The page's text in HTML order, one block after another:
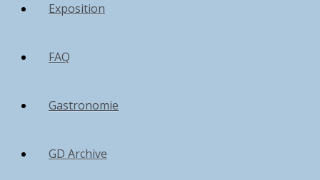
Exposition
FAQ
Gastronomie
GD Archive